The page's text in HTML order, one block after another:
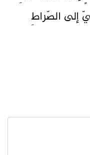
إلى الصّراطِ